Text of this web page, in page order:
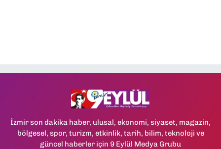
İzmir son dakika haber, ulusal, ekonomi, siyaset, magazin,
bölgesel, spor, turizm, etkinlik, tarih, bilim, teknoloji ve
güncel haberler için 9 Eylül Medya Grubu